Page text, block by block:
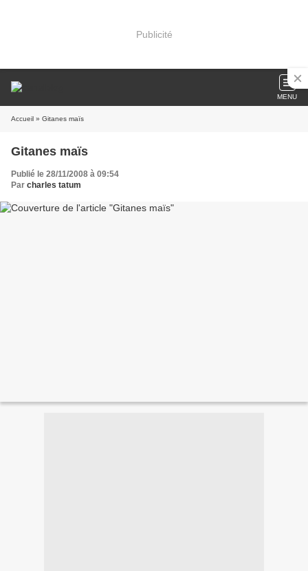
Publicité
MENU
Accueil » Gitanes maïs
Gitanes maïs
Publié le 28/11/2008 à 09:54
Par charles tatum